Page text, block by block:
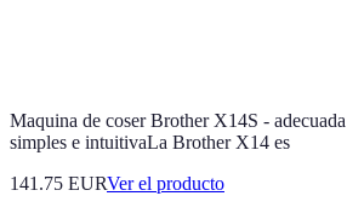
Maquina de coser Brother X14S -
simples e intuitivaLa Brother X14 es
141.75 EURVer el producto